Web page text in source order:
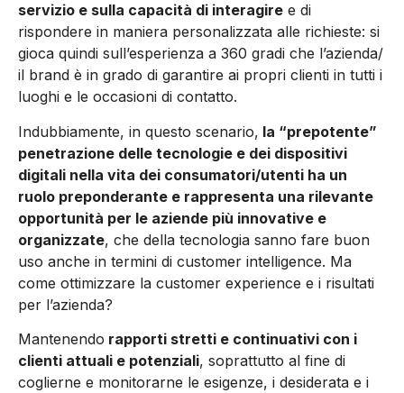
servizio e sulla capacità di interagire e di
rispondere in maniera personalizzata alle richieste: si
gioca quindi sull’esperienza a 360 gradi che l’azienda/
il brand è in grado di garantire ai propri clienti in tutti i
luoghi e le occasioni di contatto.
Indubbiamente, in questo scenario, la “prepotente”
penetrazione delle tecnologie e dei dispositivi
digitali nella vita dei consumatori/utenti ha un
ruolo preponderante e rappresenta una rilevante
opportunità per le aziende più innovative e
organizzate, che della tecnologia sanno fare buon
uso anche in termini di customer intelligence. Ma
come ottimizzare la customer experience e i risultati
per l’azienda?
Mantenendo rapporti stretti e continuativi con i
clienti attuali e potenziali, soprattutto al fine di
coglierne e monitorarne le esigenze, i desiderata e i